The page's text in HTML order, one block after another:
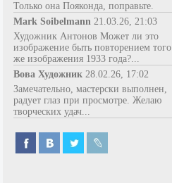
Только она Пояконда, поправьте.
Mark Soibelmann 21.03.26, 21:03
Художник Антонов Может ли это
изображение быть повторением того
же изображения 1933 года?...
Вова Художник 28.02.26, 17:02
Замечательно, мастерски выполнен,
радует глаз при просмотре. Желаю
творческих удач...